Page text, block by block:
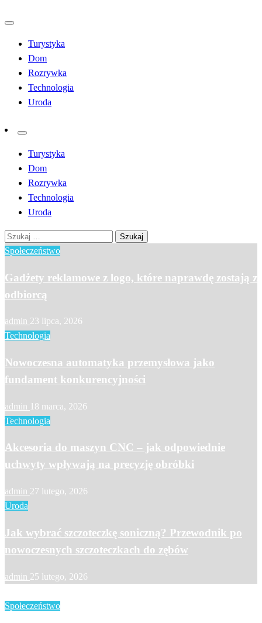
Przejdź
treści
Turystyka
Dom
Rozrywka
Technologia
Uroda
Turystyka
Dom
Rozrywka
Technologia
Uroda
Szukaj:
Społeczeństwo
Gadżety reklamowe z logo, które naprawdę zostają z
odbiorcą
admin 23 lipca, 2026
Technologia
Nowoczesna automatyka przemysłowa jako
fundament konkurencyjności
admin 18 marca, 2026
Technologia
Akcesoria do maszyn CNC – jak odpowiednie
uchwyty wpływają na precyzję obróbki
admin 27 lutego, 2026
Uroda
Jak wybrać szczoteczkę soniczną? Przewodnik po
nowoczesnych szczoteczkach do zębów
admin 25 lutego, 2026
Społeczeństwo